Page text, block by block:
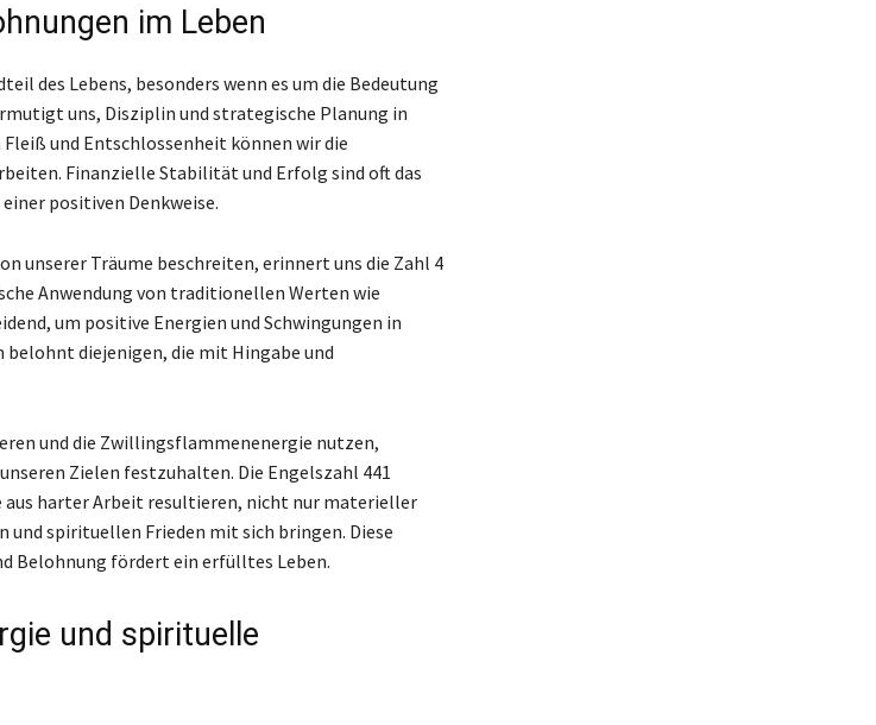
im Leben
des Lebens, besonders wenn es um die Bedeutung
uns, Disziplin und strategische Planung in
und Entschlossenheit können wir die
Finanzielle Stabilität und Erfolg sind oft das
positiven Denkweise.
unserer Träume beschreiten, erinnert uns die Zahl 4
Anwendung von traditionellen Werten wie
um positive Energien und Schwingungen in
belohnt diejenigen, die mit Hingabe und
und die Zwillingsflammenenergie nutzen,
Zielen festzuhalten. Die Engelszahl 441
harter Arbeit resultieren, nicht nur materieller
und spirituellen Frieden mit sich bringen. Diese
Belohnung fördert ein erfülltes Leben.
und spirituelle